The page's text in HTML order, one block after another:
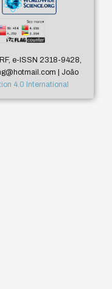
e-ISSN 2318-9428,
| João
4.0 International